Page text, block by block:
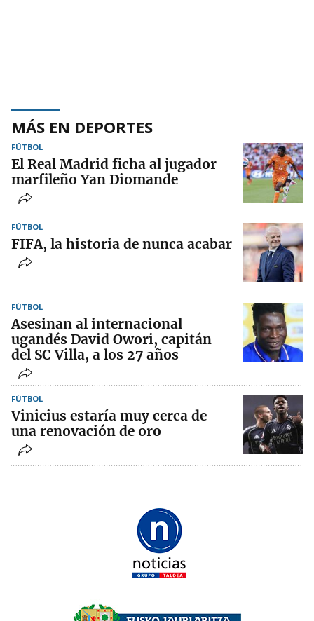
MÁS EN DEPORTES
FÚTBOL
El Real Madrid ficha al jugador
marfileño Yan Diomande
FÚTBOL
FIFA, la historia de nunca acabar
FÚTBOL
Asesinan al internacional
ugandés David Owori, capitán
del SC Villa, a los 27 años
FÚTBOL
Vinicius estaría muy cerca de
una renovación de oro